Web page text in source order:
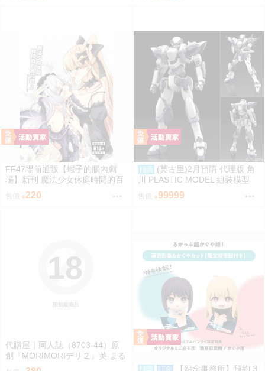
FF47場前通販【蝦子的腦內劇
場】新刊 魔法少女休庭時間的百
合花藝2 魔法少女的魔女裁判 蝦
子 Ebiko［箱庭交響曲-通販］
售價 220
預購
(莫古里)2月預購 代理版 角
川 PLASTIC MODEL 組裝模型
驚爆危機 1/48 強弩兵 一般版 免
訂金
售價 99999
限制級商品
18
代購屋｜同人誌（8703-44）原
創『MORIMORIデリ２』英 まる
てん丼
【怨念事務所】預約 3